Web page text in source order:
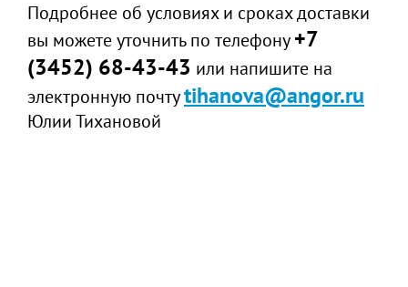
Подробнее об условиях и сроках доставки
вы можете уточнить по телефону+7
(3452) 68-43-43 или напишите на
электронную почтуtihanova@angor.ru
Юлии Тихановой